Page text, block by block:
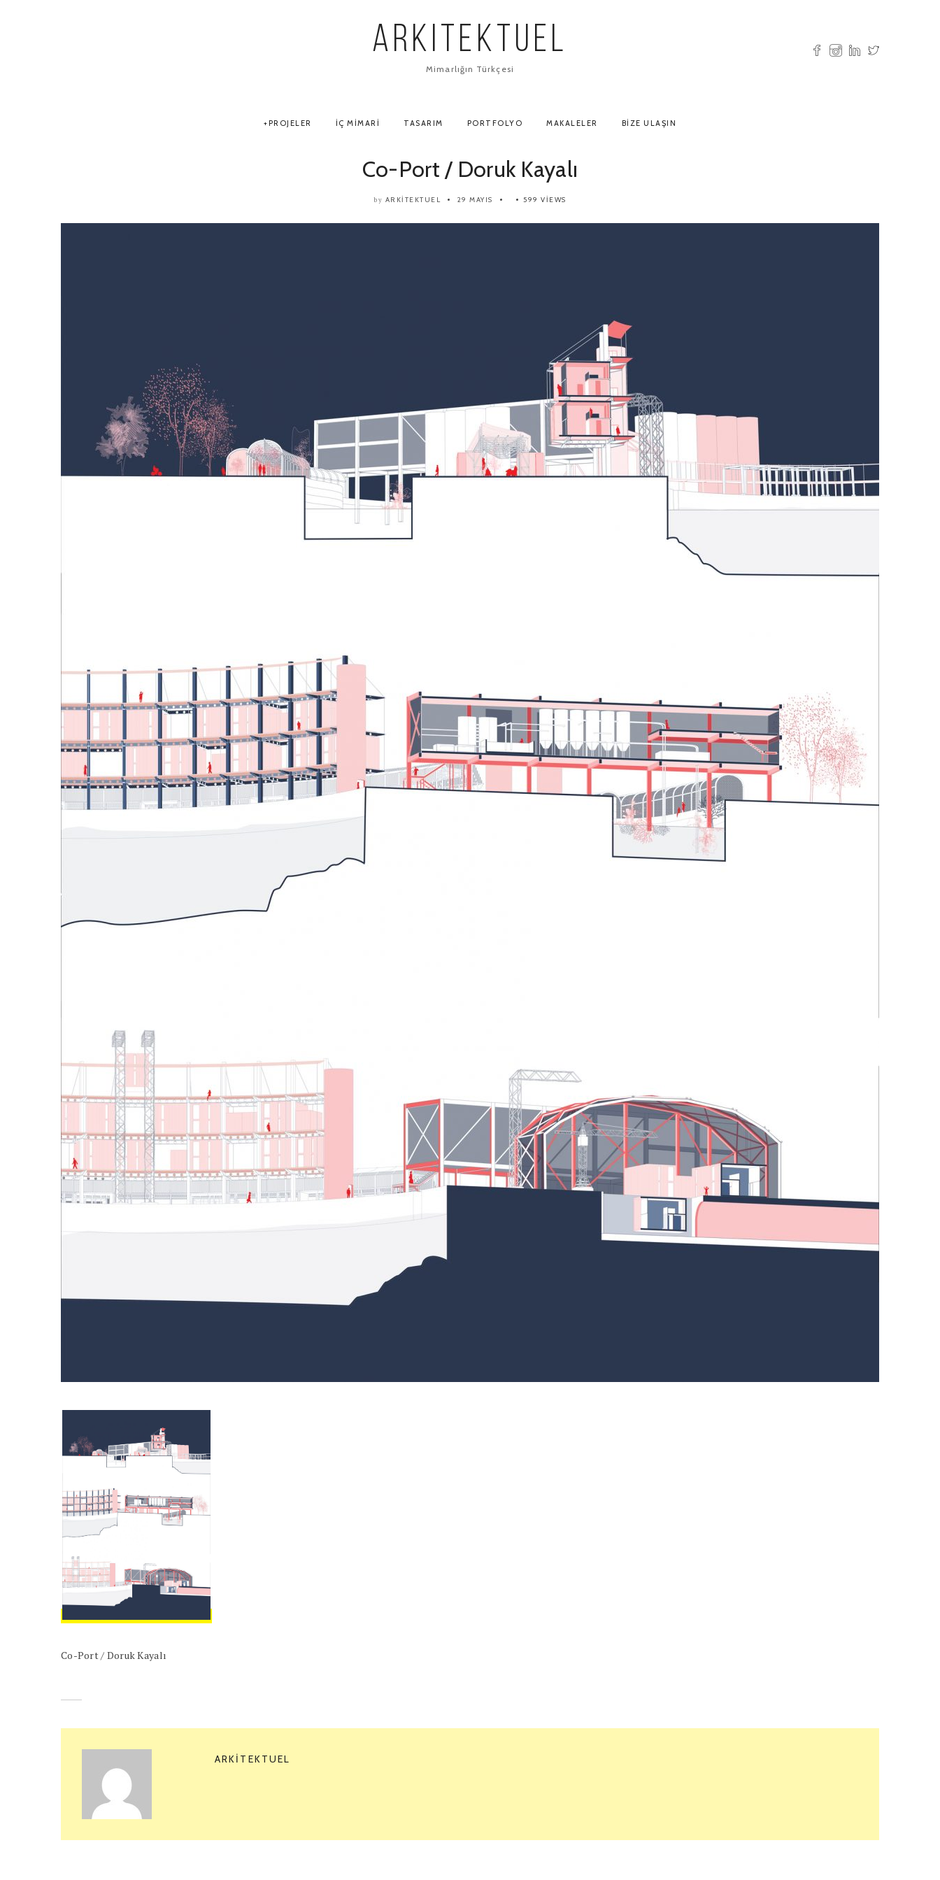
ARKITEKTUEL
Mimarlığın Türkçesi
PROJELER İÇ MIMARI TASARIM PORTFOLYO MAKALELER BIZE ULAŞIN
Co-Port / Doruk Kayalı
by ARKITEKTUEL 29 MAYIS 599 VIEWS
Co-Port / Doruk Kayalı
ARKITEKTUEL